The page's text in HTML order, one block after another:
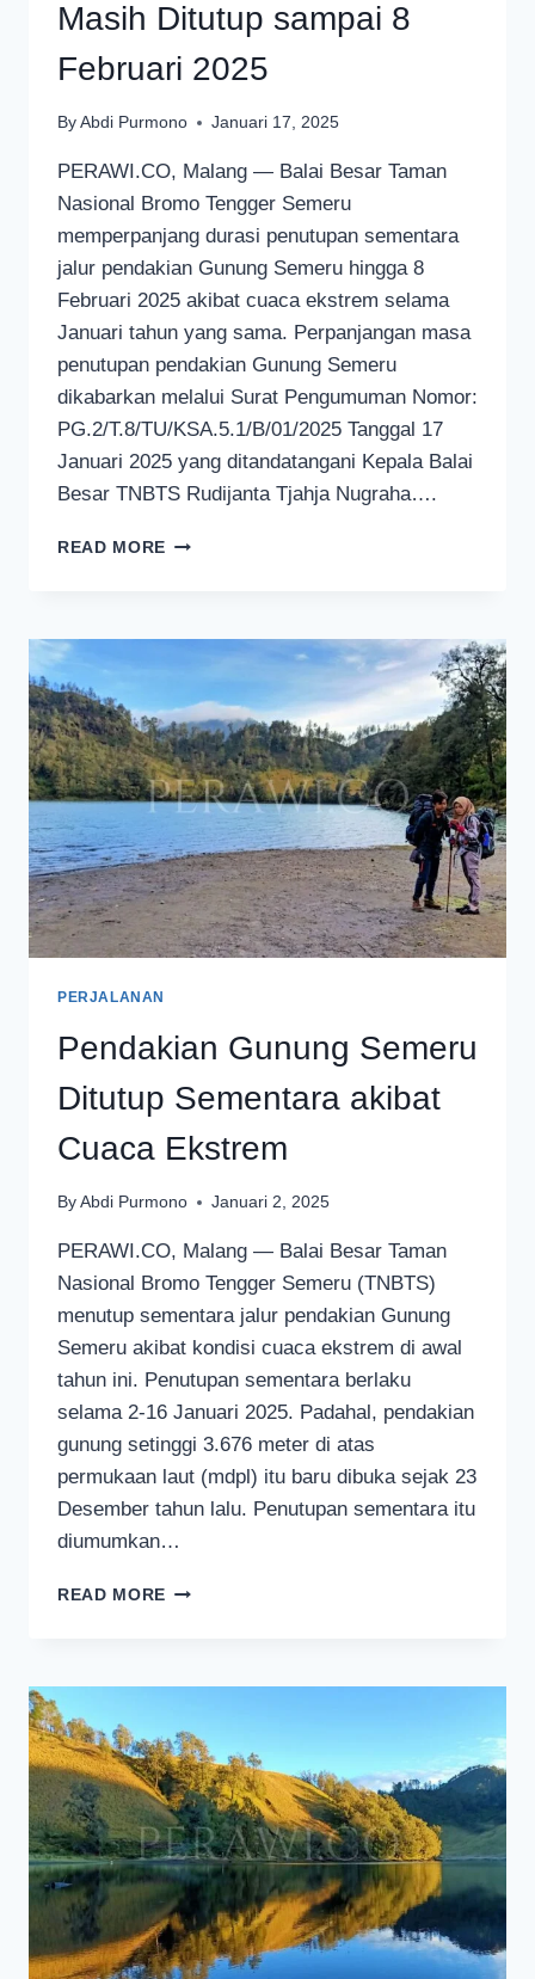
Masih Ditutup sampai 8
Februari 2025
By Abdi Purmono Januari 17, 2025
PERAWI.CO, Malang — Balai Besar Taman
Nasional Bromo Tengger Semeru
memperpanjang durasi penutupan sementara
jalur pendakian Gunung Semeru hingga 8
Februari 2025 akibat cuaca ekstrem selama
Januari tahun yang sama. Perpanjangan masa
penutupan pendakian Gunung Semeru
dikabarkan melalui Surat Pengumuman Nomor:
PG.2/T.8/TU/KSA.5.1/B/01/2025 Tanggal 17
Januari 2025 yang ditandatangani Kepala Balai
Besar TNBTS Rudijanta Tjahja Nugraha….
READ MORE PENDAKIAN
DITUTUP
FEBRUARI
2025
PERJALANAN
Pendakian Gunung Semeru
Ditutup Sementara akibat
Cuaca Ekstrem
By Abdi Purmono Januari 2, 2025
PERAWI.CO, Malang — Balai Besar Taman
Nasional Bromo Tengger Semeru (TNBTS)
menutup sementara jalur pendakian Gunung
Semeru akibat kondisi cuaca ekstrem di awal
tahun ini. Penutupan sementara berlaku
selama 2-16 Januari 2025. Padahal, pendakian
gunung setinggi 3.676 meter di atas
permukaan laut (mdpl) itu baru dibuka sejak 23
Desember tahun lalu. Penutupan sementara itu
diumumkan…
READ MORE PENDAKIAN
SEMENTARA
CUACA
EKSTREM